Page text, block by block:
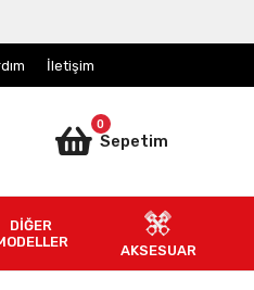
İletişim
0
Sepetim
DİĞER
AKSESUAR